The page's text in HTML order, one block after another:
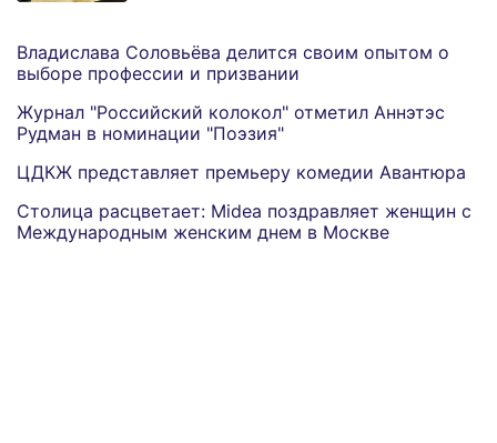
Владислава Соловьёва делится своим опытом о
выборе профессии и призвании
Журнал "Российский колокол" отметил Аннэтэс
Рудман в номинации "Поэзия"
ЦДКЖ представляет премьеру комедии Авантюра
Столица расцветает: Midea поздравляет женщин с
Международным женским днем в Москве